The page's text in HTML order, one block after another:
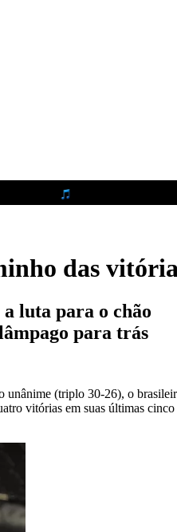
das
luta para o chão
para trás
unânime (triplo 30-26), o
vitórias em suas últimas